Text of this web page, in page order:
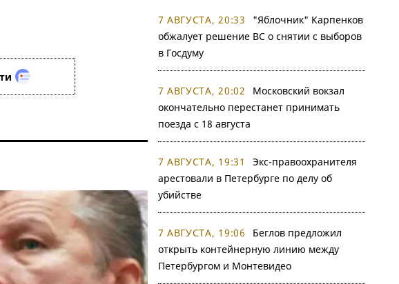
7 АВГУСТА, 20:33
"Яблочник" Карпенков
обжалует решение ВС о снятии с выборов
в Госдуму
7 АВГУСТА, 20:02
Московский вокзал
окончательно перестанет принимать
поезда с 18 августа
7 АВГУСТА, 19:31
Экс-правоохранителя
арестовали в Петербурге по делу об
убийстве
7 АВГУСТА, 19:06
Беглов предложил
открыть контейнерную линию между
Петербургом и Монтевидео